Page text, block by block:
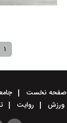
۱
صفحه نخست
ورزش
روایت